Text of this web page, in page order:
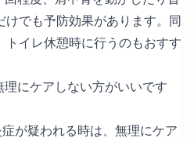
けでも予防効果があります。同
イレ休憩時に行うのもおすす
にケアしない方がいいです
が疑われる時は、無理にケア